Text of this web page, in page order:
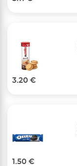
3.20 €
1.50 €